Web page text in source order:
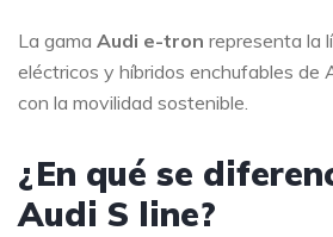
La gama Audi e-tron representa la
eléctricos y híbridos enchufables de
con la movilidad sostenible.
¿En qué se
Audi S line?